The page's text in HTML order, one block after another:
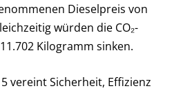
Dieselpreis von
würden die CO₂-
Kilogramm sinken.
vereint Sicherheit, Effizienz